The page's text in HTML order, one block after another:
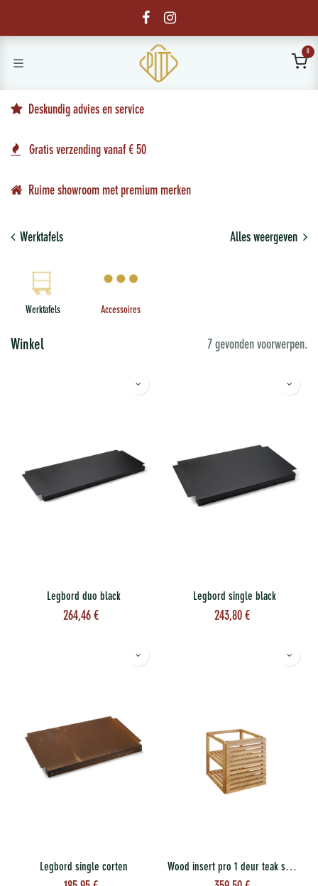
0
Deskundig advies en service
Gratis verzending vanaf € 50
Ruime showroom met premium merken
Werktafels Alles weergeven
Werktafels Accessoires
Winkel 7 gevonden voorwerpen.
Legbord duo black
264,46€
Legbord single black
243,80€
Legbord single corten Wood insert pro 1 deur teak small